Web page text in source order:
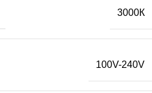
3000К
100V-240V